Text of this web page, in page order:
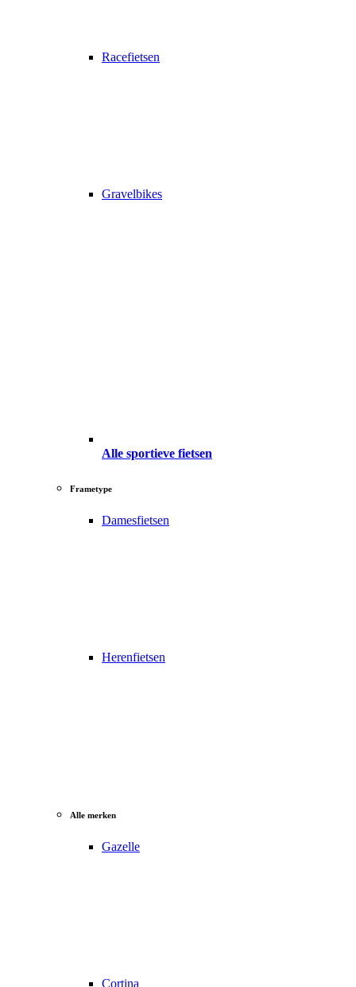
Racefietsen
Gravelbikes
Alle sportieve fietsen
Frametype
Damesfietsen
Herenfietsen
Alle merken
Gazelle
Cortina